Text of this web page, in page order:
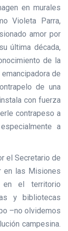
en murales
Violeta Parra,
amor por
última década,
de la
de
de una
con fuerza
contrapeso a
a
el Secretario de
en las Misiones
en el territorio
y bibliotecas
–no olvidemos
campesina.